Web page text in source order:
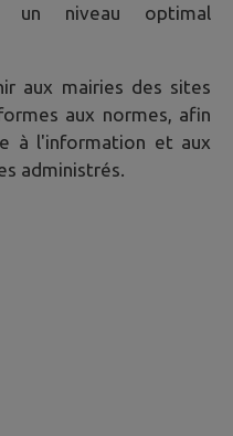
un niveau optimal
aux mairies des sites
aux normes, afin
à l'information et aux
administrés.